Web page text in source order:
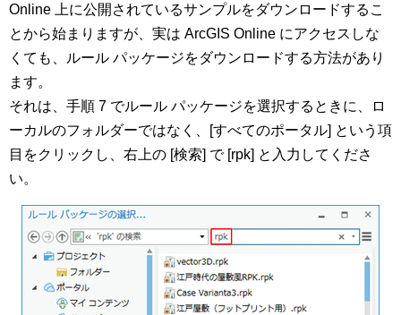
Online 上に公開されているサンプルをダウンロードするこ
とから始まりますが、実は ArcGIS Online にアクセスしな
くても、ルール パッケージをダウンロードする方法があり
ます。
それは、手順 7 でルール パッケージを選択するときに、ロ
ーカルのフォルダーではなく、[すべてのポータル] という項
目をクリックし、右上の [検索] で [rpk] と入力してくださ
い。